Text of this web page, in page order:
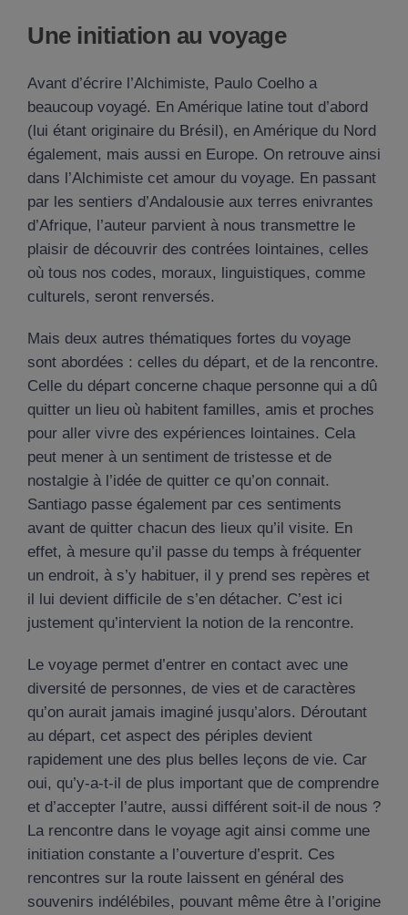
Une initiation au voyage
Avant d’écrire l’Alchimiste, Paulo Coelho a
beaucoup voyagé. En Amérique latine tout d’abord
(lui étant originaire du Brésil), en Amérique du Nord
également, mais aussi en Europe. On retrouve ainsi
dans l’Alchimiste cet amour du voyage. En passant
par les sentiers d’Andalousie aux terres enivrantes
d’Afrique, l’auteur parvient à nous transmettre le
plaisir de découvrir des contrées lointaines, celles
où tous nos codes, moraux, linguistiques, comme
culturels, seront renversés.
Mais deux autres thématiques fortes du voyage
sont abordées : celles du départ, et de la rencontre.
Celle du départ concerne chaque personne qui a dû
quitter un lieu où habitent familles, amis et proches
pour aller vivre des expériences lointaines. Cela
peut mener à un sentiment de tristesse et de
nostalgie à l’idée de quitter ce qu’on connait.
Santiago passe également par ces sentiments
avant de quitter chacun des lieux qu’il visite. En
effet, à mesure qu’il passe du temps à fréquenter
un endroit, à s’y habituer, il y prend ses repères et
il lui devient difficile de s’en détacher. C’est ici
justement qu’intervient la notion de la rencontre.
Le voyage permet d’entrer en contact avec une
diversité de personnes, de vies et de caractères
qu’on aurait jamais imaginé jusqu’alors. Déroutant
au départ, cet aspect des périples devient
rapidement une des plus belles leçons de vie. Car
oui, qu’y-a-t-il de plus important que de comprendre
et d’accepter l’autre, aussi différent soit-il de nous ?
La rencontre dans le voyage agit ainsi comme une
initiation constante a l’ouverture d’esprit. Ces
rencontres sur la route laissent en général des
souvenirs indélébiles, pouvant même être à l’origine